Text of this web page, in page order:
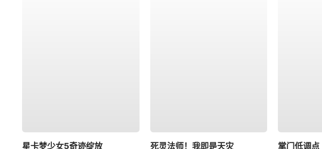
星卡梦少女5奇迹绽放
死灵法师！我即是天灾
掌门低调点